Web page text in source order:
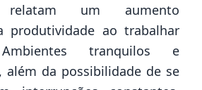
relatam um aumento
produtividade ao trabalhar
tranquilos e
além da possibilidade de se